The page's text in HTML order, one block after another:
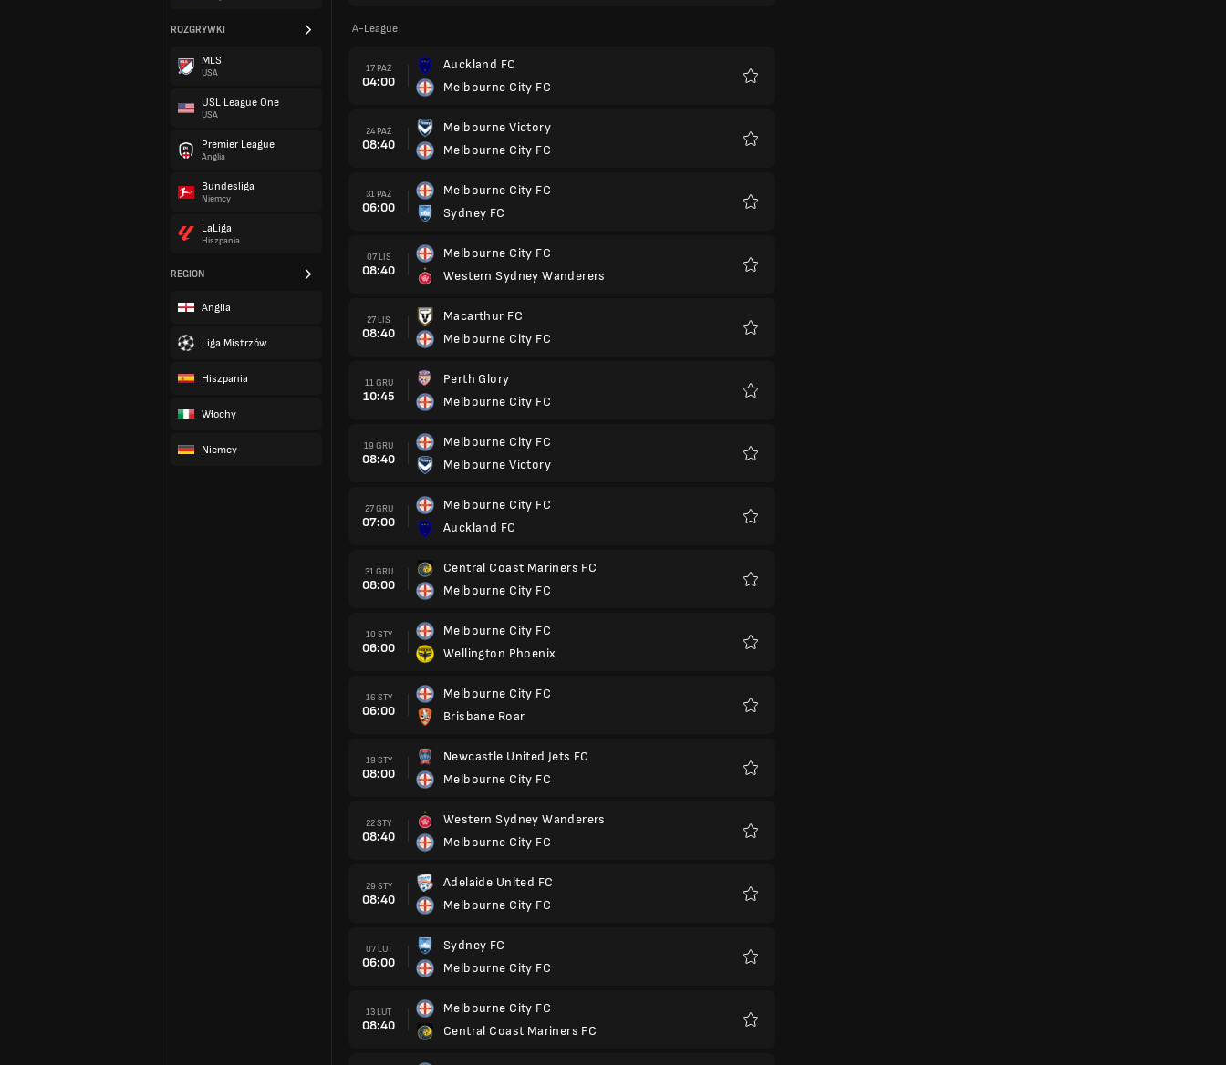
ROZGRYWKI
MLS
USA
USL League One
USA
Premier League
Anglia
Bundesliga
Niemcy
LaLiga
Hiszpania
REGION
Anglia
Liga Mistrzów
Hiszpania
Włochy
Niemcy
A-League
17 PAŹ
04:00
Auckland FC
Melbourne City FC
24 PAŹ
08:40
Melbourne Victory
Melbourne City FC
31 PAŹ
06:00
Melbourne City FC
Sydney FC
07 LIS
08:40
Melbourne City FC
Western Sydney Wanderers
27 LIS
08:40
Macarthur FC
Melbourne City FC
11 GRU
10:45
Perth Glory
Melbourne City FC
19 GRU
08:40
Melbourne City FC
Melbourne Victory
27 GRU
07:00
Melbourne City FC
Auckland FC
31 GRU
08:00
Central Coast Mariners FC
Melbourne City FC
10 STY
06:00
Melbourne City FC
Wellington Phoenix
16 STY
06:00
Melbourne City FC
Brisbane Roar
19 STY
08:00
Newcastle United Jets FC
Melbourne City FC
22 STY
08:40
Western Sydney Wanderers
Melbourne City FC
29 STY
08:40
Adelaide United FC
Melbourne City FC
07 LUT
06:00
Sydney FC
Melbourne City FC
13 LUT
08:40
Melbourne City FC
Central Coast Mariners FC